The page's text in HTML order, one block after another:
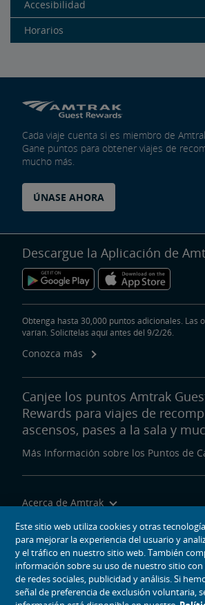
Accesibilidad
Horarios
Cada viaje cuenta si es miembro de
Gane puntos para obtener viajes de
mucho más.
ÚNASE AHORA
Descargue la Aplicación de
Obtenga hasta 30,000 puntos adicionales. Las
varían. Solicítelas aquí antes del 9/2/26.
Conozca más
Canjee los puntos Amtrak
Rewards para viajes de
ascensos, pases a la sala y
Más Información sobre los Puntos de
Acerca de Amtrak
Viajar con Nosotros
Herramientas del Sitio
Este sitio web utiliza cookies y otras
para mejorar la experiencia del usuario y
y el tráfico en nuestro sitio web. También
información sobre su uso de nuestro sitio
de redes sociales, publicidad y análisis. Si
señal de preferencia de exclusión voluntaria,